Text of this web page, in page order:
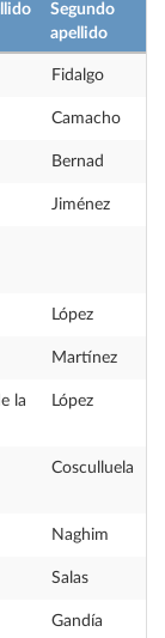
Segundo
apellido
Fidalgo
Camacho
Bernad
Jiménez
López
Martínez
la
López
Cosculluela
Naghim
Salas
Gandía